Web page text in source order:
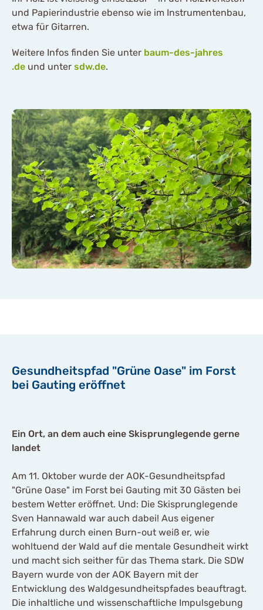
und Papierindustrie ebenso wie im Instrumentenbau,
etwa für Gitarren.
Weitere Infos finden Sie unter baum-des-jahres
.de und unter sdw.de.
Gesundheitspfad "Grüne Oase" im Forst
bei Gauting eröffnet
Ein Ort, an dem auch eine Skisprunglegende gerne
landet
Am 11. Oktober wurde der AOK-Gesundheitspfad
"Grüne Oase" im Forst bei Gauting mit 30 Gästen bei
bestem Wetter eröffnet. Und: Die Skisprunglegende
Sven Hannawald war auch dabei! Aus eigener
Erfahrung durch einen Burn-out weiß er, wie
wohltuend der Wald auf die mentale Gesundheit wirkt
und macht sich seither für das Thema stark. Die SDW
Bayern wurde von der AOK Bayern mit der
Entwicklung des Waldgesundheitspfades beauftragt.
Die inhaltliche und wissenschaftliche Impulsgebung